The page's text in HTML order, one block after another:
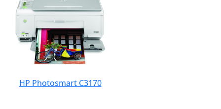
HP Photosmart C3170